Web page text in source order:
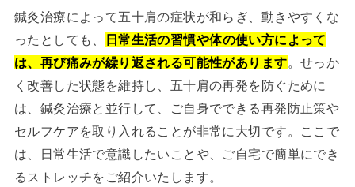
鍼灸治療によって五十肩の症状が和らぎ、動きやすくな
ったとしても、
日常生活の習慣や体の使い方によって
は、再び痛みが繰り返される可能性があります。せっか
く改善した状態を維持し、五十肩の再発を防ぐために
は、鍼灸治療と並行して、ご自身でできる再発防止策や
セルフケアを取り入れることが非常に大切です。ここで
は、日常生活で意識したいことや、ご自宅で簡単にでき
るストレッチをご紹介いたします。